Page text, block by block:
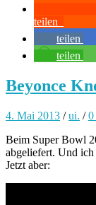
teilen
teilen
teilen
Beyonce
4. Mai 2013 /ui. /0
Beim Super Bowl
abgeliefert. Und
Jetzt aber: